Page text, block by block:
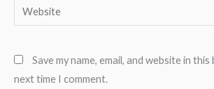
Website
Save my name, email, and website in
next time I comment.